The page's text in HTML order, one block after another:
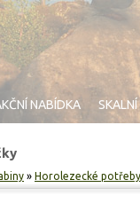
NABÍDKA
» Horolezecké potřeby